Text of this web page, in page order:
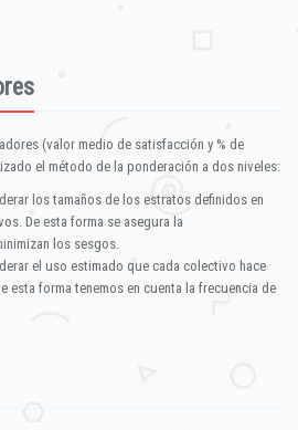
(valor medio de satisfacción y % de
el método de la ponderación a dos niveles:
los tamaños de los estratos definidos en
De esta forma se asegura la
los sesgos.
el uso estimado que cada colectivo hace
esta forma tenemos en cuenta la frecuencia de